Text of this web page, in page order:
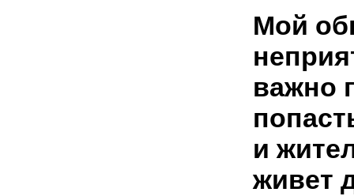
Мой
важно
и
живет